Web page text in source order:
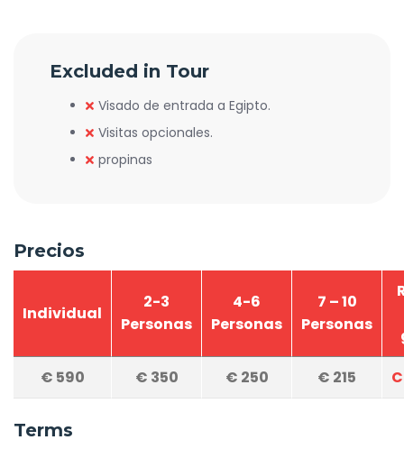
Excluded in Tour
Visado de entrada a Egipto.
Visitas opcionales.
propinas
Precios
Individual
2-3
Personas
4-6
Personas
7 – 10
Personas
€ 590 € 350 € 250 € 215
Terms